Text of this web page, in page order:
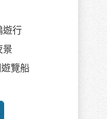
遊行
景
覽船